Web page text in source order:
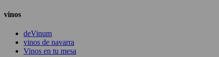
vinos
deVinum
vinos de navarra
Vinos en tu mesa